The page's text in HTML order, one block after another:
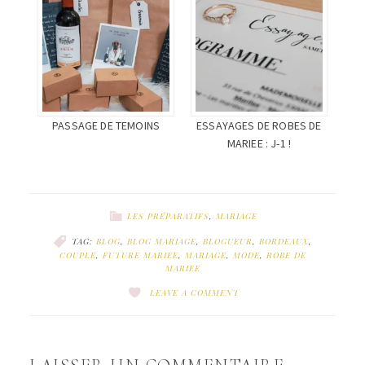
PASSAGE DE TEMOINS
ESSAYAGES DE ROBES DE
MARIEE : J-1 !
LES PRÉPARATIFS, MARIAGE
TAG: BLOG, BLOG MARIAGE, BLOGUEUR, BORDEAUX,
COUPLE, FUTURE MARIEE, MARIAGE, MODE, ROBE DE
MARIEE
LEAVE A COMMENT